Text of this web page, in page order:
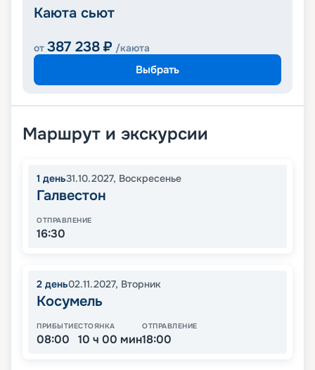
Каюта сьют
от 387 238 ₽ /каюта
Выбрать
Маршрут и экскурсии
1 день31.10.2027, Воскресенье
Галвестон
ОТПРАВЛЕНИЕ
16:30
2 день02.11.2027, Вторник
Косумель
ПРИБЫТИЕ
08:00
СТОЯНКА
10 ч 00 мин
ОТПРАВЛЕНИЕ
18:00